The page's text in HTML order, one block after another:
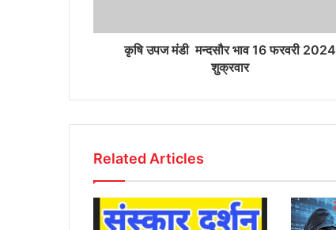
कृषि उपज मंडी मन्दसौर भाव 16 फरवरी 2024
शुक्रवार
Related Articles